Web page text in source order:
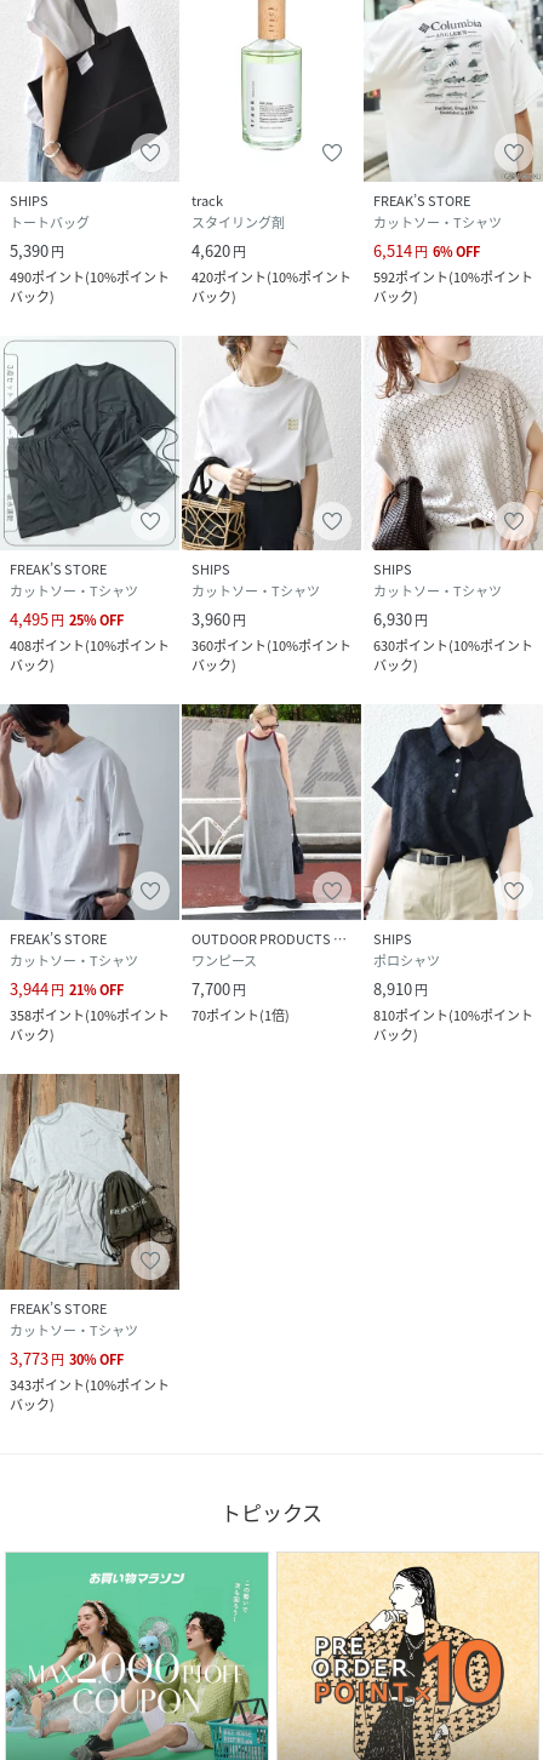
SHIPS
トートバッグ
5,390円
490ポイント(10%ポイント
バック)
track
スタイリング剤
4,620円
420ポイント(10%ポイント
バック)
FREAK’S STORE
カットソー・Tシャツ
6,514円 6%OFF
592ポイント(10%ポイント
バック)
FREAK’S STORE
カットソー・Tシャツ
4,495円 25%OFF
408ポイント(10%ポイント
バック)
SHIPS
カットソー・Tシャツ
3,960円
360ポイント(10%ポイント
バック)
SHIPS
カットソー・Tシャツ
6,930円
630ポイント(10%ポイント
バック)
FREAK’S STORE
カットソー・Tシャツ
3,944円 21%OFF
358ポイント(10%ポイント
バック)
OUTDOOR PRODUCTS Usual Things
ワンピース
7,700円
70ポイント(1倍)
SHIPS
ポロシャツ
8,910円
810ポイント(10%ポイント
バック)
FREAK’S STORE
カットソー・Tシャツ
3,773円 30%OFF
343ポイント(10%ポイント
バック)
トピックス